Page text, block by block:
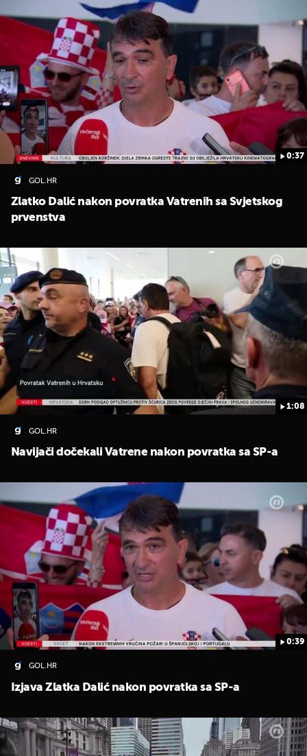
0:37
GOL.HR
Zlatko Dalić nakon povratka Vatrenih sa Svjetskog
prvenstva
1:08
GOL.HR
Navijači dočekali Vatrene nakon povratka sa SP-a
0:39
GOL.HR
Izjava Zlatka Dalić nakon povratka sa SP-a